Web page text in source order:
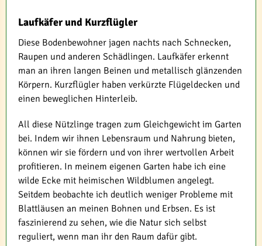
Laufkäfer und Kurzflügler
Diese Bodenbewohner jagen nachts nach Schnecken,
Raupen und anderen Schädlingen. Laufkäfer erkennt
man an ihren langen Beinen und metallisch glänzenden
Körpern. Kurzflügler haben verkürzte Flügeldecken und
einen beweglichen Hinterleib.
All diese Nützlinge tragen zum Gleichgewicht im Garten
bei. Indem wir ihnen Lebensraum und Nahrung bieten,
können wir sie fördern und von ihrer wertvollen Arbeit
profitieren. In meinem eigenen Garten habe ich eine
wilde Ecke mit heimischen Wildblumen angelegt.
Seitdem beobachte ich deutlich weniger Probleme mit
Blattläusen an meinen Bohnen und Erbsen. Es ist
faszinierend zu sehen, wie die Natur sich selbst
reguliert, wenn man ihr den Raum dafür gibt.